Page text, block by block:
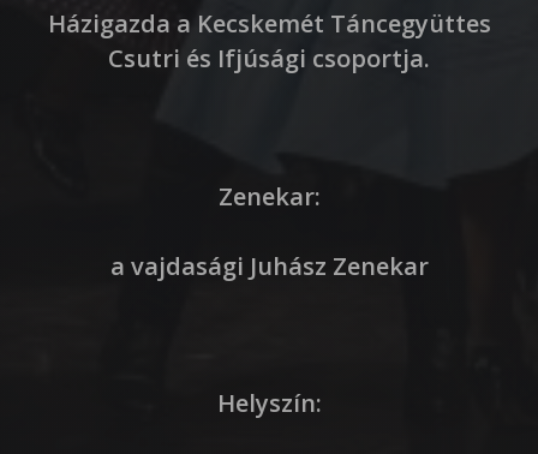
Házigazda a Kecskemét Táncegyüttes
Csutri és Ifjúsági csoportja.
Zenekar:
a vajdasági Juhász Zenekar
Helyszín: